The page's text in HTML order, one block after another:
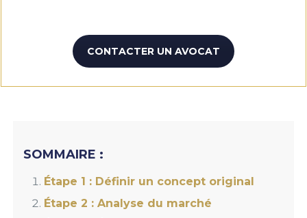
CONTACTER UN AVOCAT
SOMMAIRE :
Étape 1 : Définir un concept original
Étape 2 : Analyse du marché